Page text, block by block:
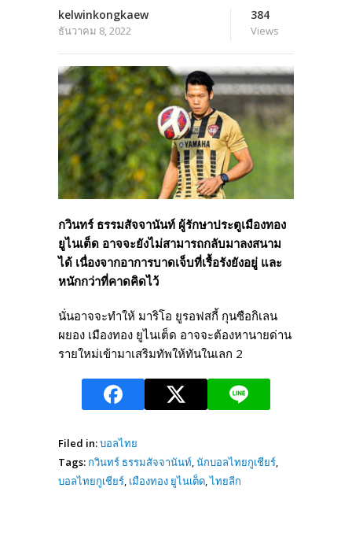
kelwinkongkaew
ธันวาคม 8, 2022
384
Views
กวินทร์ ธรรมสัจจานันท์ ผู้รักษาประตูเมืองทอง
ยูไนเต็ด อาจจะยังไม่สามารถกลับมาลงสนาม
ได้ เนื่องจากอาการบาดเจ็บที่เรื้อรังยังอยู่ และ
หนักกว่าที่คาดคิดไว้
นั่นอาจจะทำให้ มาริโอ ยูรอฟสกี้ กุนซือกิเลน
ผยอง เมืองทอง ยูไนเต็ด อาจจะต้องหานายด่าน
รายใหม่เข้ามาเสริมทัพให้ทันในเลก 2
Filed in:บอลไทย
Tags: กวินทร์ ธรรมสัจจานันท์,นักบอลไทยกูเชียร์,
บอลไทยกูเชียร์, เมืองทอง ยูไนเต็ด,ไทยลีก